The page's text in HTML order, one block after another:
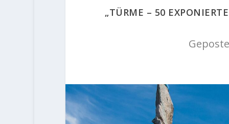
„TÜRME – 50